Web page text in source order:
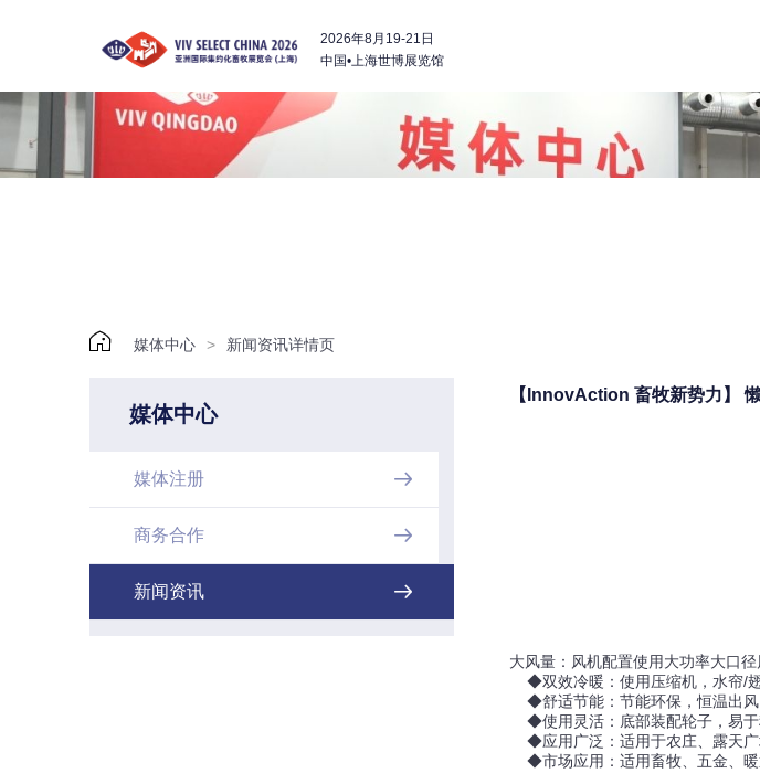
2026年8月19-21日
中国•上海世博展览馆
 媒体中心 > 新闻资讯详情页
媒体中心
媒体注册 
商务合作 
新闻资讯 
【InnovAction 畜牧新势力】
大风量：风机配置使用大功率大口径
◆双效冷暖：使用压缩机，水帘/翅
◆舒适节能：节能环保，恒温出风
◆使用灵活：底部装配轮子，易于
◆应用广泛：适用于农庄、露天广
◆市场应用：适用畜牧、五金、暖